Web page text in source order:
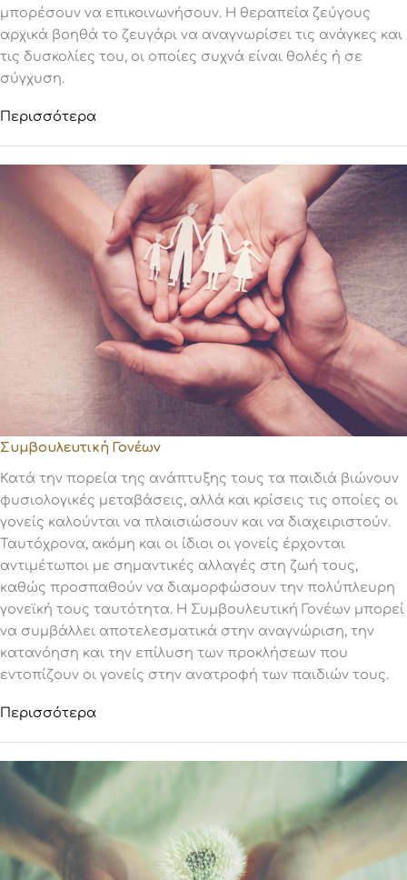
μπορέσουν να επικοινωνήσουν. Η θεραπεία ζεύγους
αρχικά βοηθά το ζευγάρι να αναγνωρίσει τις ανάγκες και
τις δυσκολίες του, οι οποίες συχνά είναι θολές ή σε
σύγχυση.
Περισσότερα
Συμβουλευτική Γονέων
Κατά την πορεία της ανάπτυξης τους τα παιδιά βιώνουν
φυσιολογικές μεταβάσεις, αλλά και κρίσεις τις οποίες οι
γονείς καλούνται να πλαισιώσουν και να διαχειριστούν.
Ταυτόχρονα, ακόμη και οι ίδιοι οι γονείς έρχονται
αντιμέτωποι με σημαντικές αλλαγές στη ζωή τους,
καθώς προσπαθούν να διαμορφώσουν την πολύπλευρη
γονεϊκή τους ταυτότητα. Η Συμβουλευτική Γονέων μπορεί
να συμβάλλει αποτελεσματικά στην αναγνώριση, την
κατανόηση και την επίλυση των προκλήσεων που
εντοπίζουν οι γονείς στην ανατροφή των παιδιών τους.
Περισσότερα